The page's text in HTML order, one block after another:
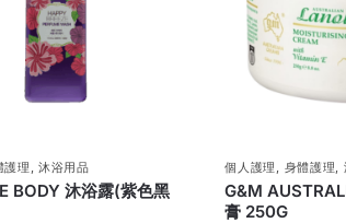
護理 ,沐浴用品
BODY 沐浴露(紫色黑
個人護理 身體護理
G&M
膏 250G